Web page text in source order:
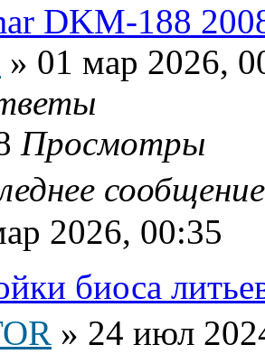
DKM-188
» 01 мар 2026,
Просмотры
2026, 00:35
биоса
» 24 июл